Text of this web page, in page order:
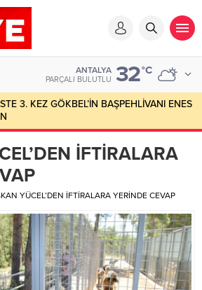
ANTALYA
PARÇALI BULUTLU 32°C
3. KEZ GÖKBEL’İN BAŞPEHLİVANI ENES
İFTİRALARA
YÜCEL’DEN İFTİRALARA YERİNDE CEVAP